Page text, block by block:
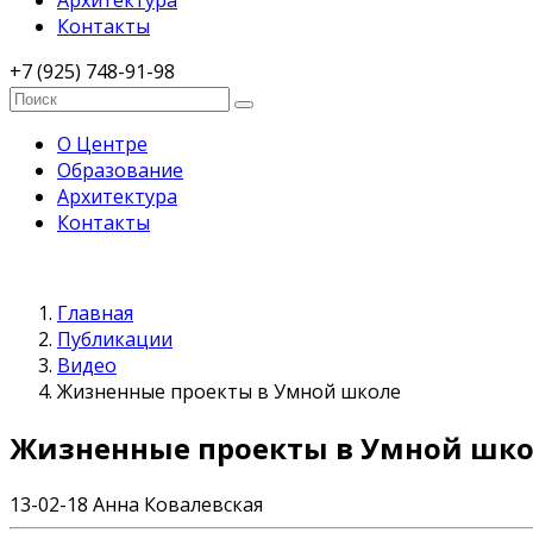
Контакты
+7 (925) 748-91-98
О Центре
Образование
Архитектура
Контакты
Главная
Публикации
Видео
Жизненные проекты в Умной школе
Жизненные проекты в Умной
13-02-18 Анна Ковалевская